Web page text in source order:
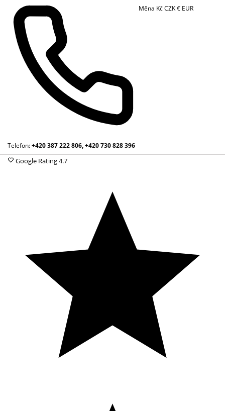
Telefon:+420 387 222 806, +420 730 828 396
Měna KčCZK€ EUR
Google Rating4.7